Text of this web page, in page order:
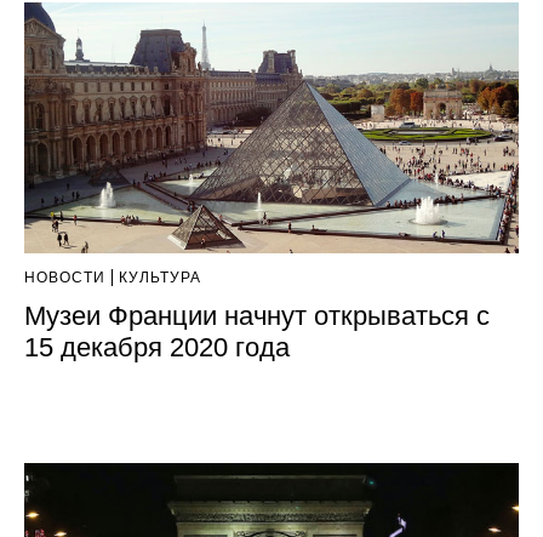
НОВОСТИ КУЛЬТУРА
Музеи Франции начнут открываться с
15 декабря 2020 года